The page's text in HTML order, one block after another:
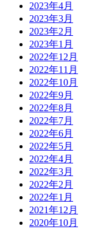
2023年4月
2023年3月
2023年2月
2023年1月
2022年12月
2022年11月
2022年10月
2022年9月
2022年8月
2022年7月
2022年6月
2022年5月
2022年4月
2022年3月
2022年2月
2022年1月
2021年12月
2020年10月